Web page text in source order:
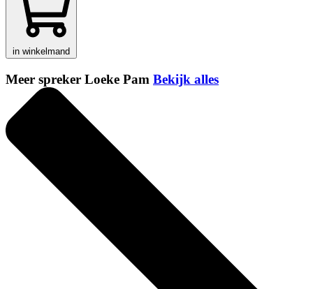
in winkelmand
Meer spreker Loeke Pam Bekijk alles